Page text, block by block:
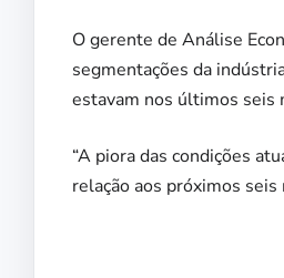
O gerente de Análise
segmentações da
estavam nos últimos seis
“A piora das condições
relação aos próximos